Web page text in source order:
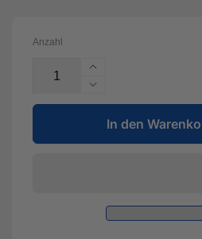
Anzahl
Erhöhe
die
Menge
für
Crossed
Verringere
die
Menge
für
series
In den